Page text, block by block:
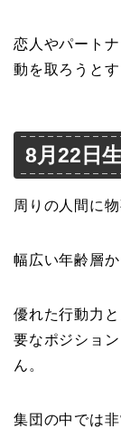
恋人やパート
動を取ろうと
8月22日
周りの人間に
幅広い年齢層
優れた行動力
要なポジショ
ん。
集団の中では